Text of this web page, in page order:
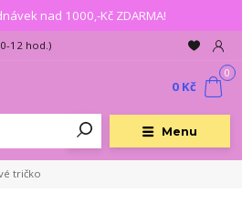
nad 1000,-Kč ZDARMA!
Menu
12 hod.)
0
0 Kč
tričko